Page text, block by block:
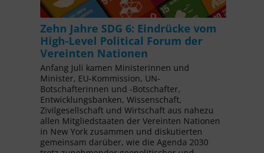
Zehn Jahre SDG 6: Eindrücke vom
High-Level Political Forum der
Vereinten Nationen
Anfang Juli kamen Ministerinnen und
Minister, EU-Kommission, UN-
Botschafterinnen und -Botschafter,
Entwicklungsbanken, Wissenschaft,
Zivilgesellschaft und Wirtschaft aus nahezu
allen Mitgliedstaaten der Vereinten Nationen
in New York zusammen und diskutierten
gemeinsam darüber, wie die Agenda 2030